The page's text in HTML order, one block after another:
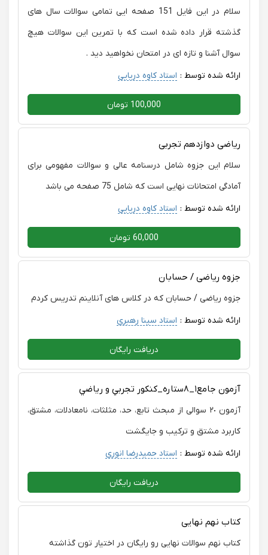
سلام در این فایل 151 صفحه ایی تمامی سوالات سال های
گذشته قرار داده شده است که با تمرین این سوالات هیچ
سوال آشنا و تازه ای در امتحان نخواهید دید .
ارائه شده توسط : استاد کاوه دریایی
100,000 تومان
ریاضی دوازدهم تجربی
سلام این جزوه شامل درسنامه عالی و سوالات مفهومی برای
آمادگی امتحانات نهایی است که شامل 75 صفحه می باشد
ارائه شده توسط : استاد کاوه دریایی
60,000 تومان
جزوه ریاضی / حسابان
جزوه ریاضی / حسابان که در کلاس های آنلاینم تدریس کردم
ارائه شده توسط : استاد سینا رهبری
دریافت رایگان
آزمون جامع١_٨ستاره_كنكور تجربي و رياضي
آزمون ٢٠ سوالی از مبحث تابع، حد، مثلثات، نامعادلات، مشتق،
کاربرد مشتق و ترکیب و جایگشت
ارائه شده توسط : استاد حمیدرضا انوری
دریافت رایگان
کتاب نهم نهایی
کتاب نهم سوالات نهایی رو رایگان در اختیار تون گذاشته